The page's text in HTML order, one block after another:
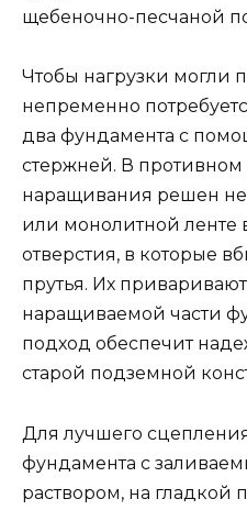
щебеночно-песчаной
Чтобы нагрузки могли
непременно
два фундамента с
стержней. В противном
наращивания решен не
или монолитной ленте
отверстия, в которые
прутья. Их
наращиваемой части
подход обеспечит
старой подземной
Для лучшего
фундамента с
раствором, на гладкой